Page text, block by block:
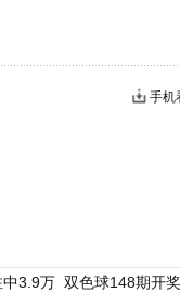
手机
3.9万 双色球148期开